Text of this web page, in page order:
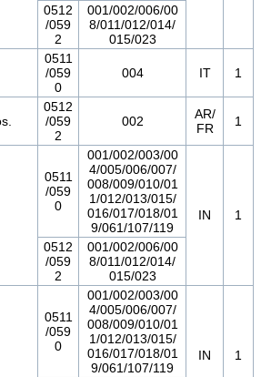
0512
/059
2
001/002/006/00
8/011/012/014/
015/023
0511
/059
0
004 IT 1
0512
/059
2
002
AR/
FR
1
0511
/059
0
001/002/003/00
4/005/006/007/
008/009/010/01
1/012/013/015/
016/017/018/01
9/061/107/119
IN 1
0512
/059
2
001/002/006/00
8/011/012/014/
015/023
0511
/059
0
001/002/003/00
4/005/006/007/
008/009/010/01
1/012/013/015/
016/017/018/01
9/061/107/119
IN 1